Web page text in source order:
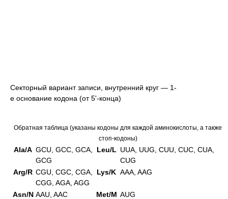
Секторный вариант записи, внутренний круг — 1-
е основание кодона (от 5'-конца)
Обратная таблица (указаны кодоны для каждой аминокислоты, а также
стоп-кодоны)
Ala/A GCU, GCC, GCA,
GCG
Leu/L UUA, UUG, CUU, CUC, CUA,
CUG
Arg/R CGU, CGC, CGA,
CGG, AGA, AGG
Lys/K AAA, AAG
Asn/N AAU, AAC Met/M AUG